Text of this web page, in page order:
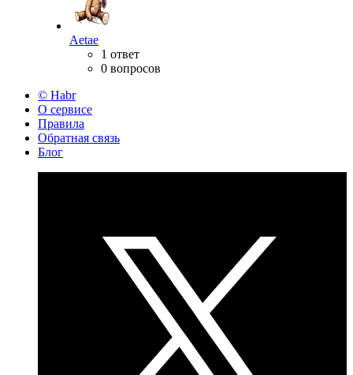
Aetae
1 ответ
0 вопросов
© Habr
О сервисе
Правила
Обратная связь
Блог